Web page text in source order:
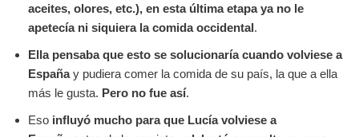
aceites, olores, etc.), en esta última etapa ya no le
apetecía ni siquiera la comida occidental.
Ella pensaba que esto se solucionaría cuando volviese a
Españay pudiera comer la comida de su país, la que a ella
más le gusta. Pero no fue así.
Eso influyó mucho para que Lucía volviese a